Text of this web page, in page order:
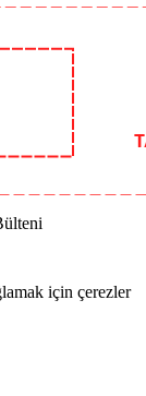
için çerezler